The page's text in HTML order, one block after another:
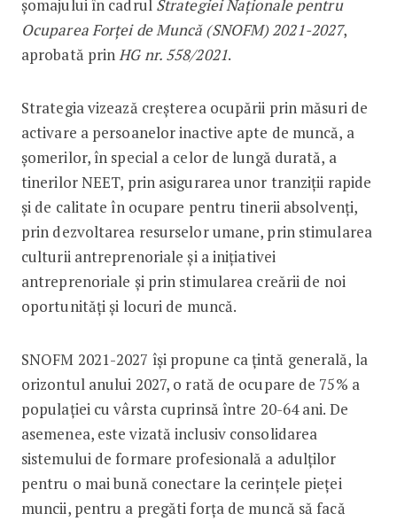
șomajului în cadrul Strategiei Naționale pentru
Ocuparea Forței de Muncă (SNOFM) 2021-2027,
aprobată prinHG nr. 558/2021.
Strategia vizează creșterea ocupării prin măsuri de
activare a persoanelor inactive apte de muncă, a
șomerilor, în special a celor de lungă durată, a
tinerilor NEET, prin asigurarea unor tranziții rapide
și de calitate în ocupare pentru tinerii absolvenți,
prin dezvoltarea resurselor umane, prin stimularea
culturii antreprenoriale și a inițiativei
antreprenoriale și prin stimularea creării de noi
oportunități și locuri de muncă.
SNOFM 2021-2027 își propune ca țintă generală, la
orizontul anului 2027, o rată de ocupare de 75% a
populației cu vârsta cuprinsă între 20-64 ani. De
asemenea, este vizată inclusiv consolidarea
sistemului de formare profesională a adulților
pentru o mai bună conectare la cerinţele pieţei
muncii, pentru a pregăti forța de muncă să facă